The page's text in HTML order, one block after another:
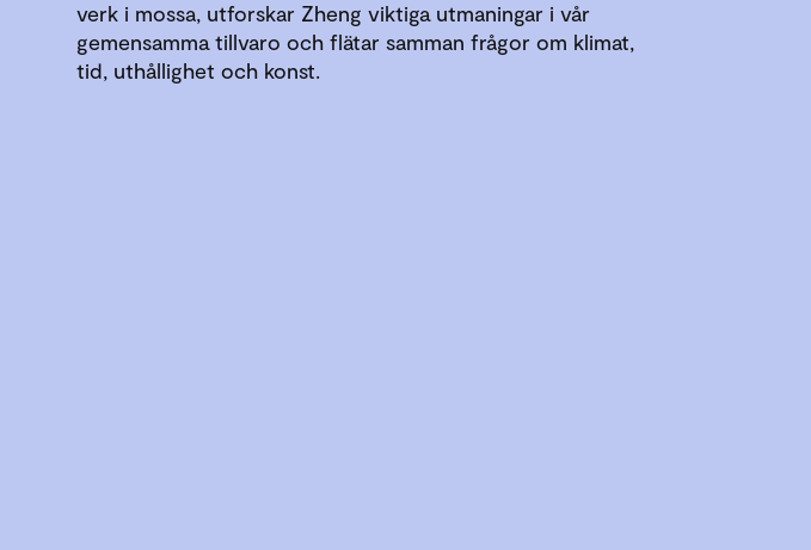
verk i mossa, utforskar Zheng viktiga utmaningar i vår
gemensamma tillvaro och flätar samman frågor om klimat,
tid, uthållighet och konst.